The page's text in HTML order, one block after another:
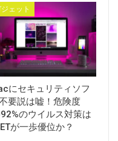
ジェット
にセキュリティソフ
要説は嘘！危険度
のウイルス対策は
が一歩優位か？